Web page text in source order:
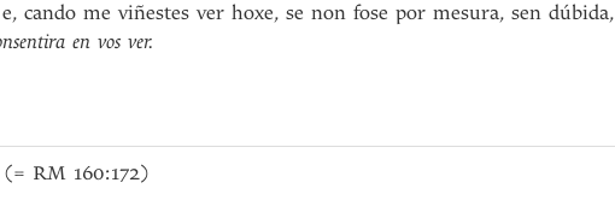
cando me viñestes ver hoxe, se non fose por mesura, sen dúbida,
en vos ver.
(= RM 160:172)